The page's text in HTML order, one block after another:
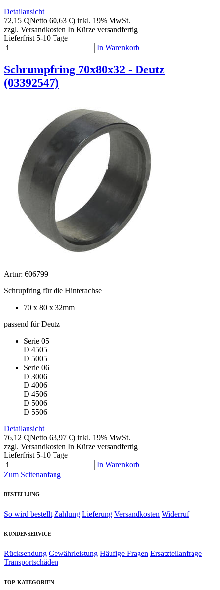
Detailansicht
72,15 €(Netto 60,63 €) inkl. 19% MwSt.
zzgl. Versandkosten In Kürze versandfertig
Lieferfrist 5-10 Tage
In Warenkorb
Schrumpfring 70x80x32 - Deutz
(03392547)
Artnr: 606799
Schrupfring für die Hinterachse
70 x 80 x 32mm
passend für Deutz
Serie 05
D 4505
D 5005
Serie 06
D 3006
D 4006
D 4506
D 5006
D 5506
Detailansicht
76,12 €(Netto 63,97 €) inkl. 19% MwSt.
zzgl. Versandkosten In Kürze versandfertig
Lieferfrist 5-10 Tage
In Warenkorb
Zum Seitenanfang
BESTELLUNG
So wird bestellt Zahlung Lieferung Versandkosten Widerruf
KUNDENSERVICE
Rücksendung Gewährleistung Häufige Fragen Ersatzteilanfrage
Transportschäden
TOP-KATEGORIEN